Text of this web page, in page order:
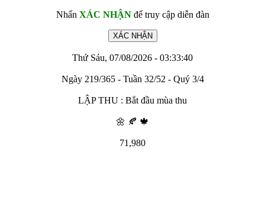
Nhấn XÁC NHẬNđể truy cập diễn đàn
Thứ Sáu, 07/08/2026 - 03:33:40
Ngày 219/365 - Tuần 32/52 - Quý 3/4
LẬP THU : Bắt đầu mùa thu
🌼 🍂 🍁
71,980